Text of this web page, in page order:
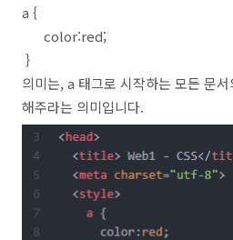
a {
color:red;
}
의미는, a 태그로 시작하는 모든 문
해주라는 의미입니다.